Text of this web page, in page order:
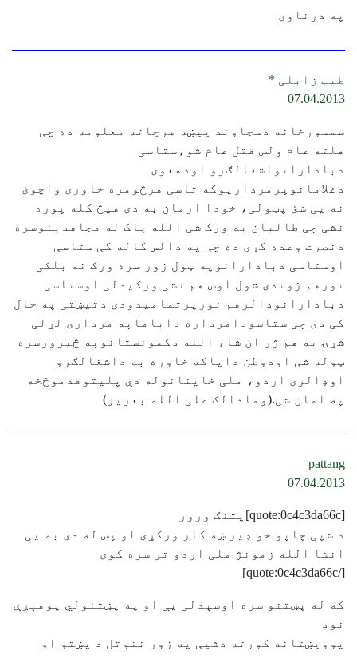
په درناوی
طیب زابلی *
07.04.2013
سمسورخانه دسجاوند پیښه هرچاته معلومه ده چی
هلته عام ولس قتل عام شو،ستاسی
دبادارانواشغالګرو اودهغوی
دغلامانوپرمرداریوکه تاسی هرڅومره خاوری واچوئ
نه یی شئ پټولی، خودا ارمان به دی هیڅ کله پوره
نشی چی طالبان به ورک شی الله پاک له مجاهدینوسره
دنصرت وعده کړی ده چی په دالس کاله کی ستاسی
اوستاسی دبادارانوپه ټول زور سره ورک نه بلکی
نورهم ژوندی شول اوس هم نشی ورکیدلی اوستاسی
دبادارانوډالرهم نورپرتمامیدودی دتیښتی په حال
کی دی چی ستاسودامرداره داباماپه مرداری لړلی
شړۍ به هم ژر ان شاء الله دکمونستانوپه څیرورسره
ټوله شی اودوطن داپاکه خاوره به داشغالګرو
اوډالری اردو، ملی خاینانوله دې پلیتوقدموڅخه
په امان شی.(وماذالک علی الله بعزیز)
pattang
07.04.2013
[quote:0c4c3da66c]پتنګ ورور
د شپی چاپو خو ډیر ښه کار ورکړی او پس له دی به یی
انشا الله زمونژ ملی اردو تر سره کوی
[/quote:0c4c3da66c]
که له پښتنو سره اوسېدلی يې او په پښتنولي پوهېږې
نود
يووپښتانه کورته دشپې په زور ننوتل د پښتو او